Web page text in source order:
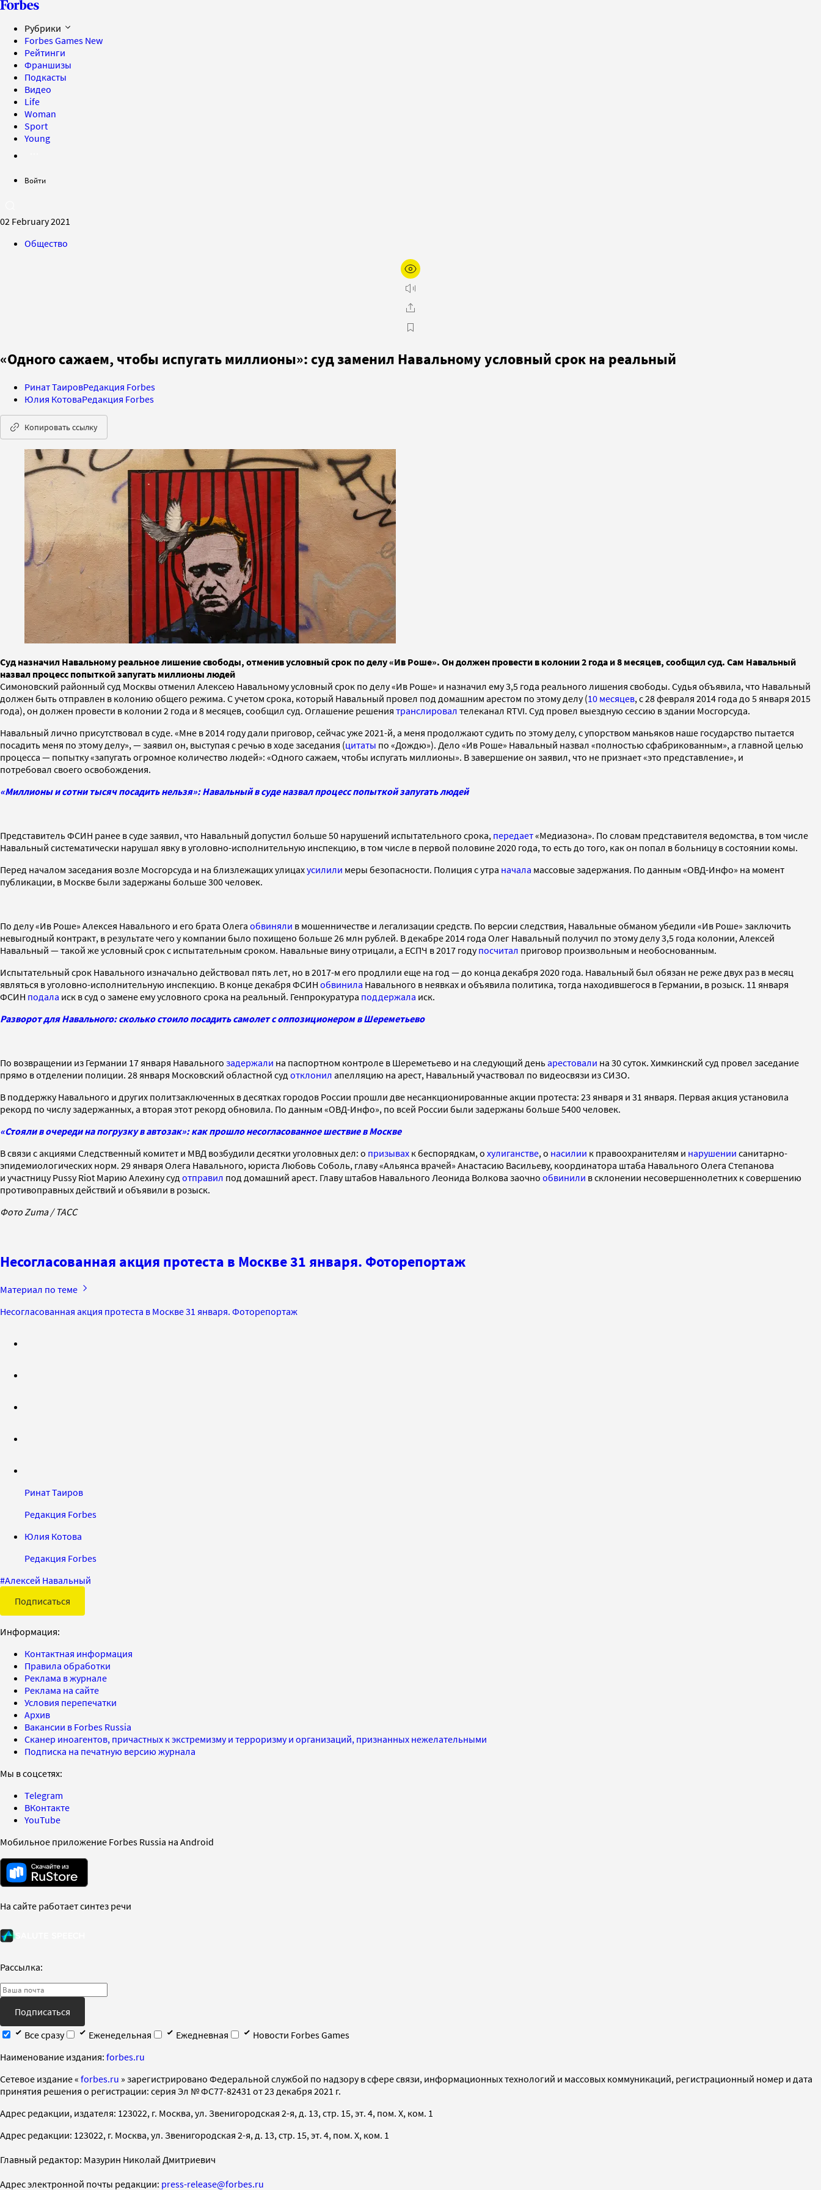
Рубрики
Forbes Games New
Рейтинги
Франшизы
Подкасты
Видео
Life
Woman
Sport
Young
Войти
02 February 2021
Общество
«Одного сажаем, чтобы испугать миллионы»: суд заменил Навальному условный срок на реальный
Ринат ТаировРедакция Forbes
Юлия КотоваРедакция Forbes
Копировать ссылку
Суд назначил Навальному реальное лишение свободы, отменив условный срок по делу «Ив Роше». Он должен провести в колонии 2 года и 8 месяцев, сообщил суд. Сам Навальный
назвал процесс попыткой запугать миллионы людей
Симоновский районный суд Москвы отменил Алексею Навальному условный срок по делу «Ив Роше» и назначил ему 3,5 года реального лишения свободы. Судья объявила, что Навальный
должен быть отправлен в колонию общего режима. С учетом срока, который Навальный провел под домашним арестом по этому делу (10 месяцев, с 28 февраля 2014 года до 5 января 2015
года), он должен провести в колонии 2 года и 8 месяцев, сообщил суд. Оглашение решения транслировал телеканал RTVI. Суд провел выездную сессию в здании Мосгорсуда.
Навальный лично присутствовал в суде. «Мне в 2014 году дали приговор, сейчас уже 2021-й, а меня продолжают судить по этому делу, с упорством маньяков наше государство пытается
посадить меня по этому делу», — заявил он, выступая с речью в ходе заседания (цитаты по «Дождю»). Дело «Ив Роше» Навальный назвал «полностью сфабрикованным», а главной целью
процесса — попытку «запугать огромное количество людей»: «Одного сажаем, чтобы испугать миллионы». В завершение он заявил, что не признает «это представление», и
потребовал своего освобождения.
«Миллионы и сотни тысяч посадить нельзя»: Навальный в суде назвал процесс попыткой запугать людей
Представитель ФСИН ранее в суде заявил, что Навальный допустил больше 50 нарушений испытательного срока, передает«Медиазона». По словам представителя ведомства, в том числе
Навальный систематически нарушал явку в уголовно-исполнительную инспекцию, в том числе в первой половине 2020 года, то есть до того, как он попал в больницу в состоянии комы.
Перед началом заседания возле Мосгорсуда и на близлежащих улицахусилили меры безопасности. Полиция с утра начала массовые задержания. По данным «ОВД-Инфо» на момент
публикации, в Москве были задержаны больше 300 человек.
По делу «Ив Роше» Алексея Навального и его брата Олега обвиняли в мошенничестве и легализации средств. По версии следствия, Навальные обманом убедили «Ив Роше» заключить
невыгодный контракт, в результате чего у компании было похищено больше 26 млн рублей. В декабре 2014 года Олег Навальный получил по этому делу 3,5 года колонии, Алексей
Навальный — такой же условный срок с испытательным сроком. Навальные вину отрицали, а ЕСПЧ в 2017 годупосчитал приговор произвольным и необоснованным.
Испытательный срок Навального изначально действовал пять лет, но в 2017-м его продлили еще на год — до конца декабря 2020 года. Навальный был обязан не реже двух раз в месяц
являться в уголовно-исполнительную инспекцию. В конце декабря ФСИН обвинила Навального в неявках и объявила политика, тогда находившегося в Германии, в розыск. 11 января
ФСИН подала иск в суд о замене ему условного срока на реальный. Генпрокуратура поддержала иск.
Разворот для Навального: cколько стоило посадить самолет с оппозиционером в Шереметьево
По возвращении из Германии 17 января Навального задержали на паспортном контроле в Шереметьево и на следующий деньарестовали на 30 суток. Химкинский суд провел заседание
прямо в отделении полиции. 28 января Московский областной суд отклонил апелляцию на арест, Навальный участвовал по видеосвязи из СИЗО.
В поддержку Навального и других политзаключенных в десятках городов России прошли две несанкционированные акции протеста: 23 января и 31 января. Первая акция установила
рекорд по числу задержанных, а вторая этот рекорд обновила. По данным «ОВД-Инфо», по всей России были задержаны больше 5400 человек.
«Стояли в очереди на погрузку в автозак»: как прошло несогласованное шествие в Москве
В связи с акциями Следственный комитет и МВД возбудили десятки уголовных дел: о призывах к беспорядкам, о хулиганстве, о насилии к правоохранителям и нарушении санитарно-
эпидемиологических норм. 29 января Олега Навального, юриста Любовь Соболь, главу «Альянса врачей» Анастасию Васильеву, координатора штаба Навального Олега Степанова
и участницу Pussy Riot Марию Алехину суд отправил под домашний арест. Главу штабов Навального Леонида Волкова заочно обвинили в склонении несовершеннолетних к совершению
противоправных действий и объявили в розыск.
Фото Zuma / ТАСС
Несогласованная акция протеста в Москве 31 января. Фоторепортаж
Материал по теме
Несогласованная акция протеста в Москве 31 января. Фоторепортаж
Ринат Таиров
Редакция Forbes
Юлия Котова
Редакция Forbes
#Алексей Навальный
Подписаться
Информация:
Контактная информация
Правила обработки
Реклама в журнале
Реклама на сайте
Условия перепечатки
Архив
Вакансии в Forbes Russia
Сканер иноагентов, причастных к экстремизму и терроризму и организаций, признанных нежелательными
Подписка на печатную версию журнала
Мы в соцсетях:
Telegram
ВКонтакте
YouTube
Мобильное приложение Forbes Russia на Android
На сайте работает синтез речи
Рассылка:
Подписаться
Все сразу
Еженедельная Ежедневная
Новости Forbes Games
Наименование издания: forbes.ru
Cетевое издание « forbes.ru » зарегистрировано Федеральной службой по надзору в сфере связи, информационных технологий и массовых коммуникаций, регистрационный номер и дата
принятия решения о регистрации: серия Эл № ФС77-82431 от 23 декабря 2021 г.
Адрес редакции, издателя: 123022, г. Москва, ул. Звенигородская 2-я, д. 13, стр. 15, эт. 4, пом. X, ком. 1
Адрес редакции: 123022, г. Москва, ул. Звенигородская 2-я, д. 13, стр. 15, эт. 4, пом. X, ком. 1
Главный редактор: Мазурин Николай Дмитриевич
Адрес электронной почты редакции: press-release@forbes.ru